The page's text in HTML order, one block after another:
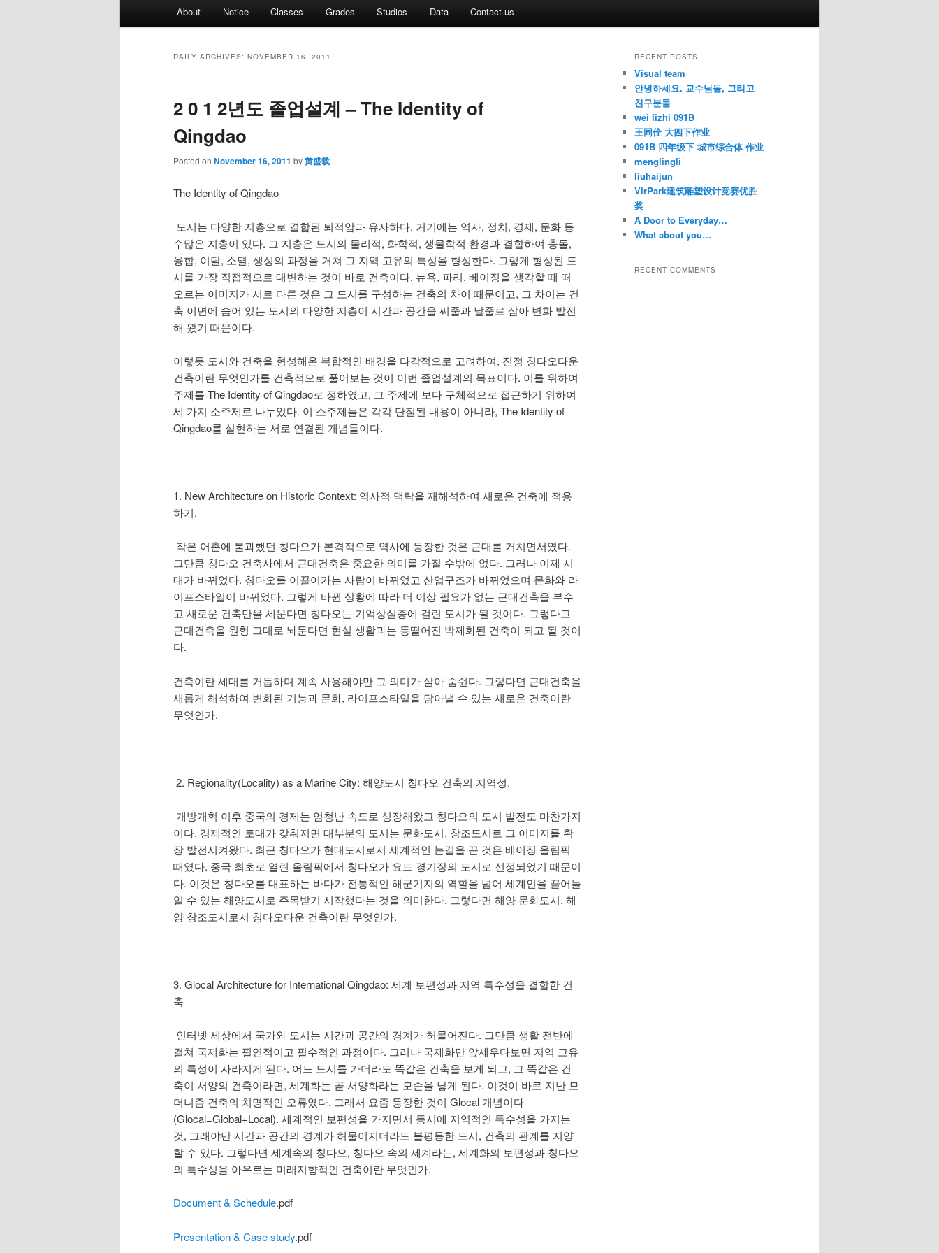
About Notice Classes Grades Studios Data Contact us
DAILY ARCHIVES: NOVEMBER 16, 2011
2 0 1 2년도 졸업설계 – The Identity of
Qingdao
Posted on November 16, 2011 by黄盛载
The Identity of Qingdao
도시는 다양한 지층으로 결합된 퇴적암과 유사하다. 거기에는 역사, 정치, 경제, 문화 등
수많은 지층이 있다. 그 지층은 도시의 물리적, 화학적, 생물학적 환경과 결합하여 충돌,
융합, 이탈, 소멸, 생성의 과정을 거쳐 그 지역 고유의 특성을 형성한다. 그렇게 형성된 도
시를 가장 직접적으로 대변하는 것이 바로 건축이다. 뉴욕, 파리, 베이징을 생각할 때 떠
오르는 이미지가 서로 다른 것은 그 도시를 구성하는 건축의 차이 때문이고, 그 차이는 건
축 이면에 숨어 있는 도시의 다양한 지층이 시간과 공간을 씨줄과 날줄로 삼아 변화 발전
해 왔기 때문이다.
이렇듯 도시와 건축을 형성해온 복합적인 배경을 다각적으로 고려하여, 진정 칭다오다운
건축이란 무엇인가를 건축적으로 풀어보는 것이 이번 졸업설계의 목표이다. 이를 위하여
주제를 The Identity of Qingdao로 정하였고, 그 주제에 보다 구체적으로 접근하기 위하여
세 가지 소주제로 나누었다. 이 소주제들은 각각 단절된 내용이 아니라, The Identity of
Qingdao를 실현하는 서로 연결된 개념들이다.
1. New Architecture on Historic Context: 역사적 맥락을 재해석하여 새로운 건축에 적용
하기.
작은 어촌에 불과했던 칭다오가 본격적으로 역사에 등장한 것은 근대를 거치면서였다.
그만큼 칭다오 건축사에서 근대건축은 중요한 의미를 가질 수밖에 없다. 그러나 이제 시
대가 바뀌었다. 칭다오를 이끌어가는 사람이 바뀌었고 산업구조가 바뀌었으며 문화와 라
이프스타일이 바뀌었다. 그렇게 바뀐 상황에 따라 더 이상 필요가 없는 근대건축을 부수
고 새로운 건축만을 세운다면 칭다오는 기억상실증에 걸린 도시가 될 것이다. 그렇다고
근대건축을 원형 그대로 놔둔다면 현실 생활과는 동떨어진 박제화된 건축이 되고 될 것이
다.
건축이란 세대를 거듭하며 계속 사용해야만 그 의미가 살아 숨쉰다. 그렇다면 근대건축을
새롭게 해석하여 변화된 기능과 문화, 라이프스타일을 담아낼 수 있는 새로운 건축이란
무엇인가.
2. Regionality(Locality) as a Marine City: 해양도시 칭다오 건축의 지역성.
개방개혁 이후 중국의 경제는 엄청난 속도로 성장해왔고 칭다오의 도시 발전도 마찬가지
이다. 경제적인 토대가 갖춰지면 대부분의 도시는 문화도시, 창조도시로 그 이미지를 확
장 발전시켜왔다. 최근 칭다오가 현대도시로서 세계적인 눈길을 끈 것은 베이징 올림픽
때였다. 중국 최초로 열린 올림픽에서 칭다오가 요트 경기장의 도시로 선정되었기 때문이
다. 이것은 칭다오를 대표하는 바다가 전통적인 해군기지의 역할을 넘어 세계인을 끌어들
일 수 있는 해양도시로 주목받기 시작했다는 것을 의미한다. 그렇다면 해양 문화도시, 해
양 창조도시로서 칭다오다운 건축이란 무엇인가.
3. Glocal Architecture for International Qingdao: 세계 보편성과 지역 특수성을 결합한 건
축
인터넷 세상에서 국가와 도시는 시간과 공간의 경계가 허물어진다. 그만큼 생활 전반에
걸쳐 국제화는 필연적이고 필수적인 과정이다. 그러나 국제화만 앞세우다보면 지역 고유
의 특성이 사라지게 된다. 어느 도시를 가더라도 똑같은 건축을 보게 되고, 그 똑같은 건
축이 서양의 건축이라면, 세계화는 곧 서양화라는 모순을 낳게 된다. 이것이 바로 지난 모
더니즘 건축의 치명적인 오류였다. 그래서 요즘 등장한 것이 Glocal 개념이다
(Glocal=Global+Local). 세계적인 보편성을 가지면서 동시에 지역적인 특수성을 가지는
것, 그래야만 시간과 공간의 경계가 허물어지더라도 불평등한 도시, 건축의 관계를 지양
할 수 있다. 그렇다면 세계속의 칭다오, 칭다오 속의 세계라는, 세계화의 보편성과 칭다오
의 특수성을 아우르는 미래지향적인 건축이란 무엇인가.
Document & Schedule.pdf
Presentation & Case study.pdf
RECENT POSTS
Visual team
안녕하세요. 교수님들, 그리고
친구분들
wei lizhi 091B
王同佺 大四下作业
091B 四年级下 城市综合体 作业
menglingli
liuhaijun
VirPark建筑雕塑设计竞赛优胜
奖
A Door to Everyday…
What about you…
RECENT COMMENTS